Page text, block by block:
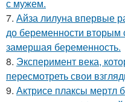
с мужем.
7. Айза лилуна впервые
до беременности вторым
замершая беременность.
8. Эксперимент века,
пересмотреть свои
9. Актрисе плаксы мертл